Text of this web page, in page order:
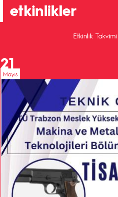
etkinlikler
Etkinlik Takvimi
21
Mayıs